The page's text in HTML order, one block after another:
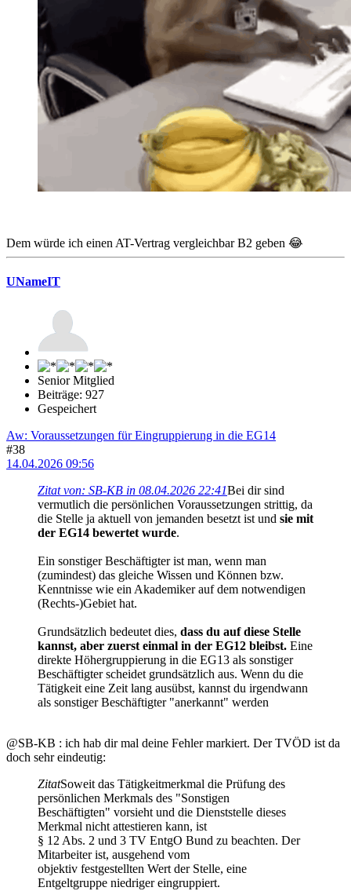
Dem würde ich einen AT-Vertrag vergleichbar B2 geben 😂
UNameIT
Senior Mitglied
Beiträge: 927
Gespeichert
Aw: Voraussetzungen für Eingruppierung in die EG14
#38
14.04.2026 09:56
Zitat von: SB-KB in 08.04.2026 22:41Bei dir sind
vermutlich die persönlichen Voraussetzungen strittig, da
die Stelle ja aktuell von jemanden besetzt ist und sie mit
der EG14 bewertet wurde.
Ein sonstiger Beschäftigter ist man, wenn man
(zumindest) das gleiche Wissen und Können bzw.
Kenntnisse wie ein Akademiker auf dem notwendigen
(Rechts-)Gebiet hat.
Grundsätzlich bedeutet dies, dass du auf diese Stelle
kannst, aber zuerst einmal in der EG12 bleibst. Eine
direkte Höhergruppierung in die EG13 als sonstiger
Beschäftigter scheidet grundsätzlich aus. Wenn du die
Tätigkeit eine Zeit lang ausübst, kannst du irgendwann
als sonstiger Beschäftigter "anerkannt" werden
@SB-KB : ich hab dir mal deine Fehler markiert. Der TVÖD ist da
doch sehr eindeutig:
ZitatSoweit das Tätigkeitmerkmal die Prüfung des
persönlichen Merkmals des "Sonstigen
Beschäftigten" vorsieht und die Dienststelle dieses
Merkmal nicht attestieren kann, ist
§ 12 Abs. 2 und 3 TV EntgO Bund zu beachten. Der
Mitarbeiter ist, ausgehend vom
objektiv festgestellten Wert der Stelle, eine
Entgeltgruppe niedriger eingruppiert.